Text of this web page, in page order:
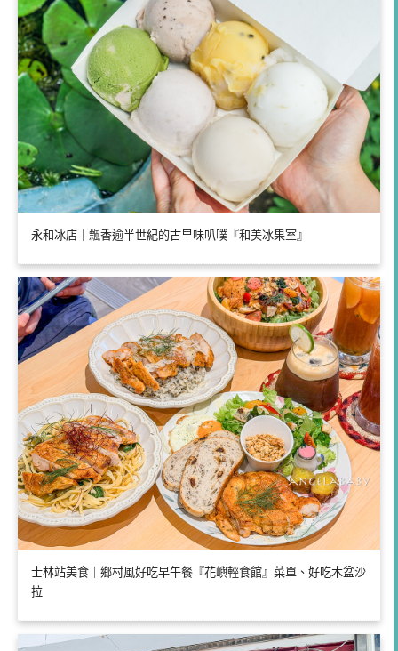
永和冰店｜飄香逾半世紀的古早味叭噗『和美冰果室』
士林站美食｜鄉村風好吃早午餐『花嶼輕食館』菜單、好吃木盆沙
拉